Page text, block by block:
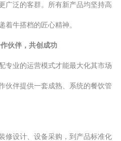
广泛的客群。所有新产品均坚持高
着牛搭档的匠心精神。
伙伴，共创成功
专业的运营模式才能最大化其市场
伙伴提供一套成熟、系统的餐饮管
修设计、设备采购，到产品标准化